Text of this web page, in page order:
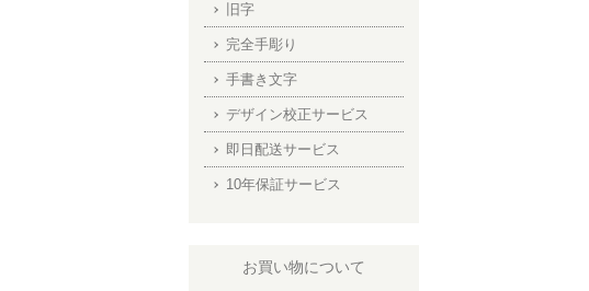
旧字
完全手彫り
手書き文字
デザイン校正サービス
即日配送サービス
10年保証サービス
お買い物について